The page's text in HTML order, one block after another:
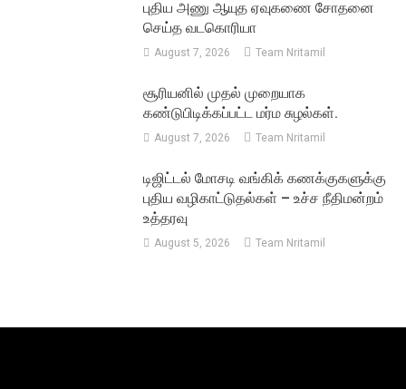
புதிய அணு ஆயுத ஏவுகணை சோதனை
செய்த வடகொரியா
August 7, 2026 Team Nritamil
சூரியனில் முதல் முறையாக
கண்டுபிடிக்கப்பட்ட மர்ம சுழல்கள்.
August 7, 2026 Team Nritamil
டிஜிட்டல் மோசடி வங்கிக் கணக்குகளுக்கு
புதிய வழிகாட்டுதல்கள் – உச்ச நீதிமன்றம்
உத்தரவு
August 5, 2026 Team Nritamil